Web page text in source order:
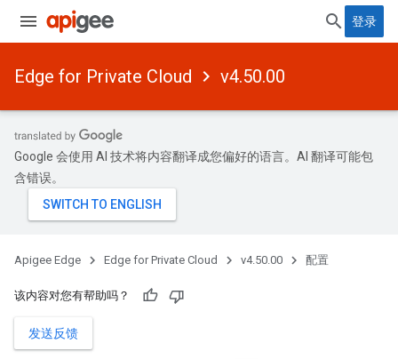
登录
Edge for Private Cloud v4.50.00
Google 会使用 AI 技术将内容翻译成您偏好的语言。AI 翻译可能包
含错误。
Apigee Edge Edge for Private Cloud v4.50.00 配置
该内容对您有帮助吗？
发送反馈